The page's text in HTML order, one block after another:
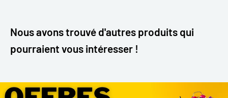
Nous avons trouvé d'autres produits qui
pourraient vous intéresser !